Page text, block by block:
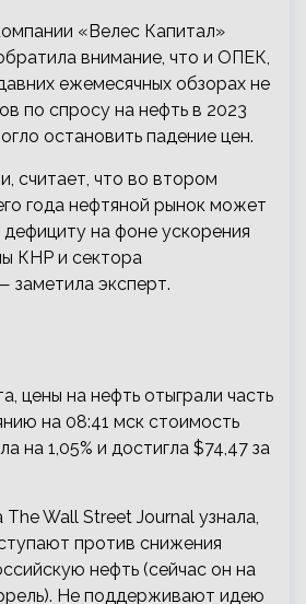
«Велес Капитал»
внимание, что и ОПЕК,
ежемесячных обзорах не
по спросу на нефть в 2023
остановить падение цен.
считает, что во втором
года нефтяной рынок может
на фоне ускорения
КНР и сектора
заметила эксперт.
цены на нефть отыграли часть
на 08:41 мск стоимость
на 1,05% и достигла $74,47 за
Wall Street Journal узнала,
против снижения
нефть (сейчас он на
Не поддерживают идею